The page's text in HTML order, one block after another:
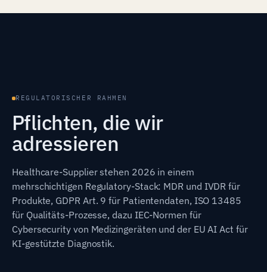
REGULATORISCHER RAHMEN
Pflichten, die wir
adressieren
Healthcare-Supplier stehen 2026 in einem
mehrschichtigen Regulatory-Stack: MDR und IVDR für
Produkte, GDPR Art. 9 für Patientendaten, ISO 13485
für Qualitäts-Prozesse, dazu IEC-Normen für
Cybersecurity von Medizingeräten und der EU AI Act für
KI-gestützte Diagnostik.